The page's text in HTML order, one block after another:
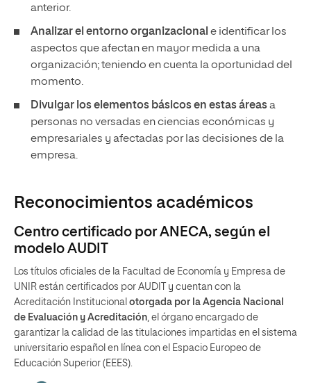
anterior.
Analizar el entorno organizacional e identificar los
aspectos que afectan en mayor medida a una
organización; teniendo en cuenta la oportunidad del
momento.
Divulgar los elementos básicos en estas áreasa
personas no versadas en ciencias económicas y
empresariales y afectadas por las decisiones de la
empresa.
Reconocimientos académicos
Centro certificado por ANECA, según el
modelo AUDIT
Los títulos oficiales de la Facultad de Economía y Empresa de
UNIR están certificados por AUDIT y cuentan con la
Acreditación Institucional otorgada por la Agencia Nacional
de Evaluación y Acreditación, el órgano encargado de
garantizar la calidad de las titulaciones impartidas en el sistema
universitario español en línea con el Espacio Europeo de
Educación Superior (EEES).